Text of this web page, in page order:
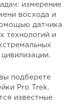
измерение
восхода и
датчика
технологий и
подберете
Pro Trek.
известные